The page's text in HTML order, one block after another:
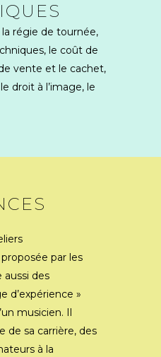
régie de tournée,
le coût de
vente et le cachet,
droit à l’image, le
par les
aussi des
d’expérience »
musicien. Il
de sa carrière, des
à la